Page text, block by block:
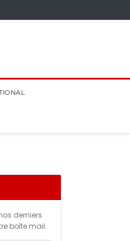
derniers
boîte mail.